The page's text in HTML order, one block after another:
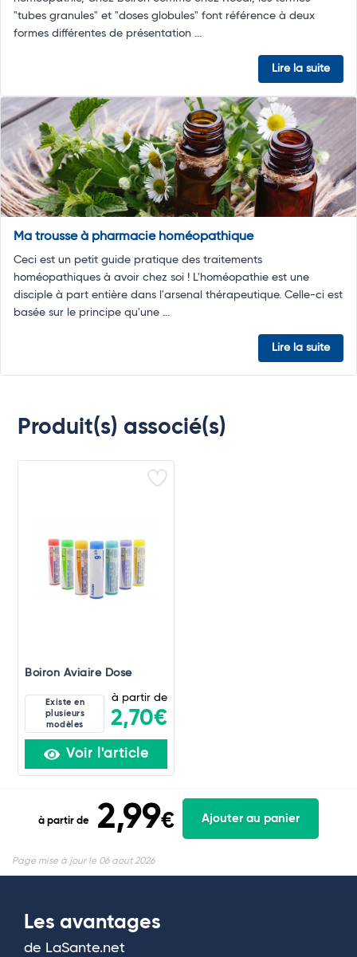
"tubes granules" et "doses globules" font référence à deux
formes différentes de présentation ...
Lire la suite
Ma trousse à pharmacie homéopathique
Ceci est un petit guide pratique des traitements
homéopathiques à avoir chez soi ! L'homéopathie est une
disciple à part entière dans l'arsenal thérapeutique. Celle-ci est
basée sur le principe qu'une ...
Lire la suite
Produit(s) associé(s)
Boiron Aviaire Dose
Existe en
plusieurs
modèles
à partir de
2,70€
Voir l'article
à partir de 2,99€ Ajouter au panier
Page mise à jour le 06 aout 2026
Les avantages
de LaSante.net